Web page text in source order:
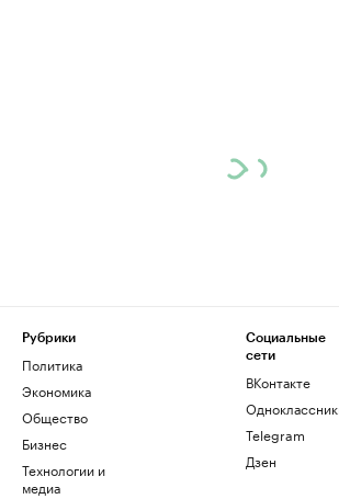
Рубрики
Политика
Экономика
Общество
Бизнес
Технологии и
медиа
Социальные
сети
ВКонтакте
Telegram
Дзен